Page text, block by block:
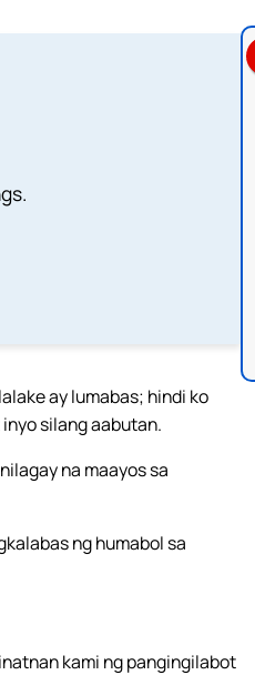
ay lumabas; hindi ko
silang aabutan.
na maayos sa
ng humabol sa
kami ng pangingilabot